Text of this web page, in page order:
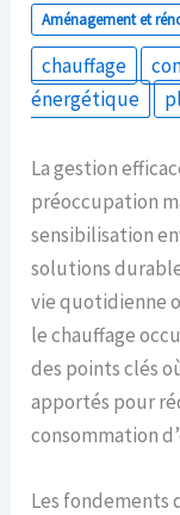
Aménagement et
chauffage
énergétique
La gestion
préoccupation
sensibilisation
solutions
vie quotidienne
le chauffage
des points clés
apportés pour
consommation
Les fondements